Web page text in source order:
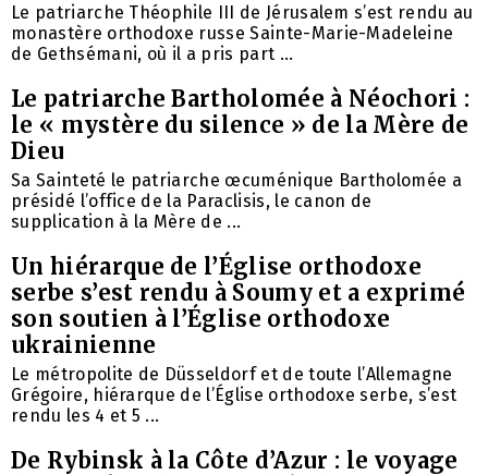
Le patriarche Théophile III de Jérusalem s’est rendu au
monastère orthodoxe russe Sainte-Marie-Madeleine
de Gethsémani, où il a pris part ...
Le patriarche Bartholomée à Néochori :
le « mystère du silence » de la Mère de
Dieu
Sa Sainteté le patriarche œcuménique Bartholomée a
présidé l’office de la Paraclisis, le canon de
supplication à la Mère de ...
Un hiérarque de l’Église orthodoxe
serbe s’est rendu à Soumy et a exprimé
son soutien à l’Église orthodoxe
ukrainienne
Le métropolite de Düsseldorf et de toute l’Allemagne
Grégoire, hiérarque de l’Église orthodoxe serbe, s’est
rendu les 4 et 5 ...
De Rybinsk à la Côte d’Azur : le voyage